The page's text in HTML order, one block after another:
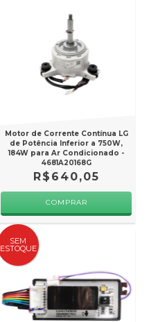
Motor de Corrente Contínua LG
de Potência Inferior a 750W,
184W para Ar Condicionado -
4681A20168G
R$640,05
SEM
ESTOQUE